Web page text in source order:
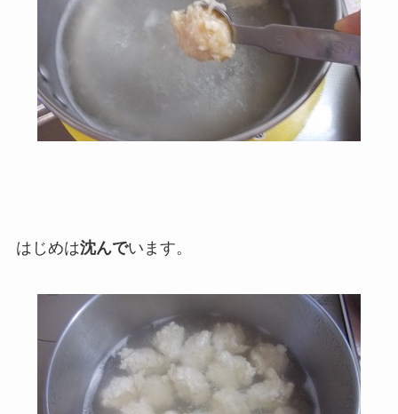
はじめは沈んでいます。